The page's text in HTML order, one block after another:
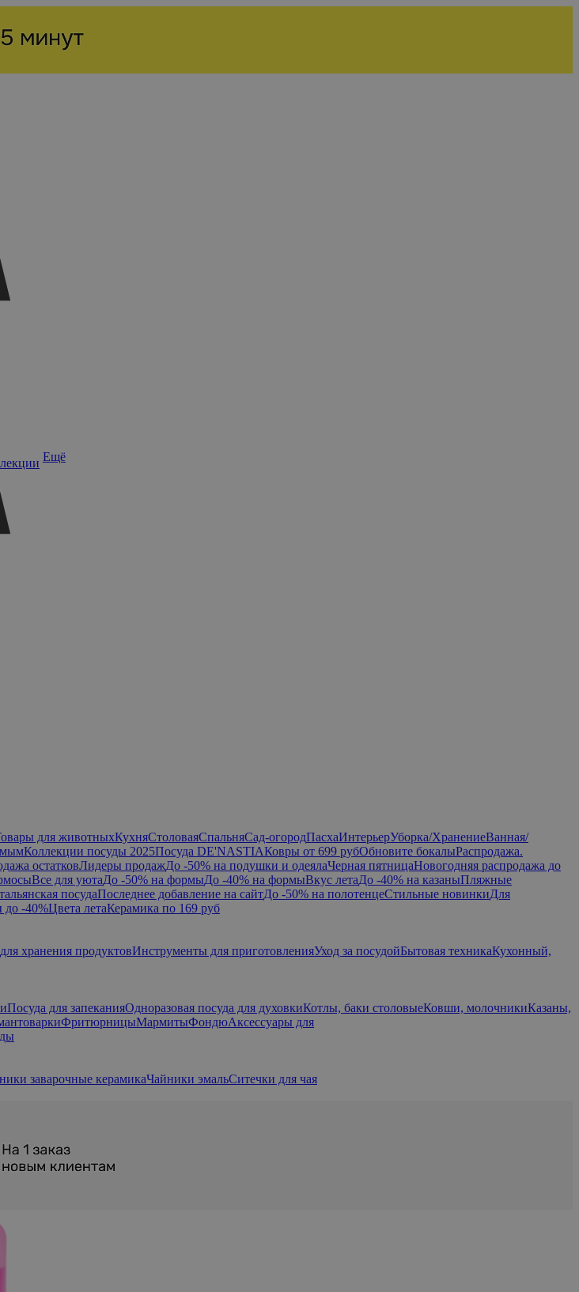
Ещё
для животныхКухняСтоловаяСпальняСад-огородПасхаИнтерьерУборка/ХранениеВанная/
Коллекции посуды 2025Посуда DE'NASTIAКовры от 699 рубОбновите бокалыРаспродажа.
остатковЛидеры продажДо -50% на подушки и одеялаЧерная пятницаНовогодняя распродажа до
Все для уютаДо -50% на формыДо -40% на формыВкус летаДо -40% на казаныПляжные
посудаПоследнее добавление на сайтДо -50% на полотенцеСтильные новинкиДля
до -40%Цвета летаКерамика по 169 руб
хранения продуктовИнструменты для приготовленияУход за посудойБытовая техникаКухонный,
Посуда для запеканияОдноразовая посуда для духовкиКотлы, баки столовыеКовши, молочникиКазаны,
ФритюрницыМармитыФондюАксессуары для
заварочные керамикаЧайники эмальСитечки для чая